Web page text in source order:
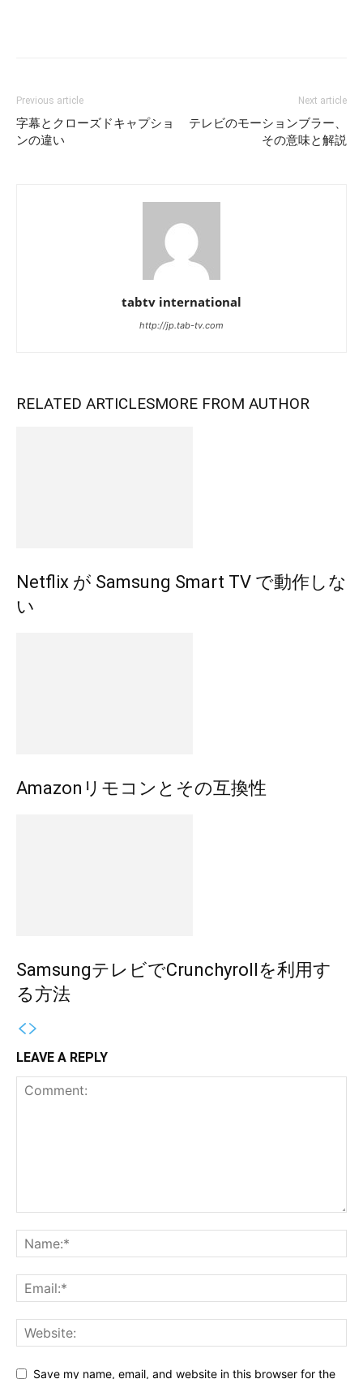
Previous article
字幕とクローズドキャプショ
ンの違い
Next article
テレビのモーションブラー、
その意味と解説
tabtv international
http://jp.tab-tv.com
RELATED ARTICLESMORE FROM AUTHOR
Netflix が Samsung Smart TV で動作しな
い
Amazonリモコンとその互換性
SamsungテレビでCrunchyrollを利用す
る方法
LEAVE A REPLY
Save my name, email, and website in this browser for the